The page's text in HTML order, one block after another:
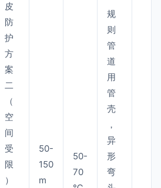
皮
防
护
方
案
二
（
空
间
受
限
）
50-
150
m
50-
70
规
则
管
道
用
管
壳
，
异
形
弯